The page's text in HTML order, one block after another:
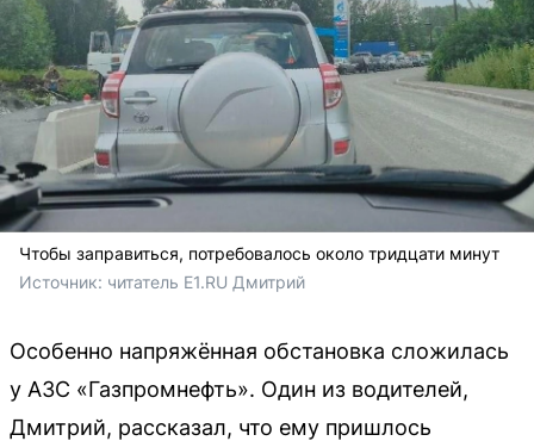
Чтобы заправиться, потребовалось около тридцати минут
Источник: читатель E1.RU Дмитрий
Особенно напряжённая обстановка сложилась
у АЗС «Газпромнефть». Один из водителей,
Дмитрий, рассказал, что ему пришлось